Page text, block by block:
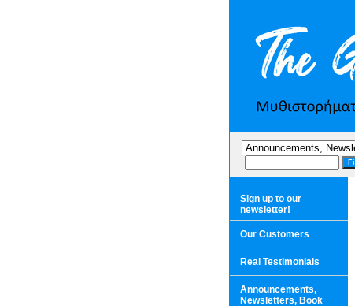
Sign up to our
newsletter!
Our Customers
Real Testimonials
Announcements,
Newsletters, Book